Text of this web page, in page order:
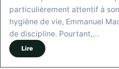
particulièrement attentif à
hygiène de vie, Emmanuel
de discipline. Pourtant,…
Lire